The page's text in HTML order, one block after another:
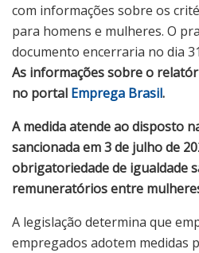
com informações sobre os
para homens e mulheres. O
documento encerraria no dia
As informações sobre o
no portal Emprega Brasil.
A medida atende ao disposto
sancionada em 3 de julho de
obrigatoriedade de igualdade
remuneratórios entre
A legislação determina que
empregados adotem medidas